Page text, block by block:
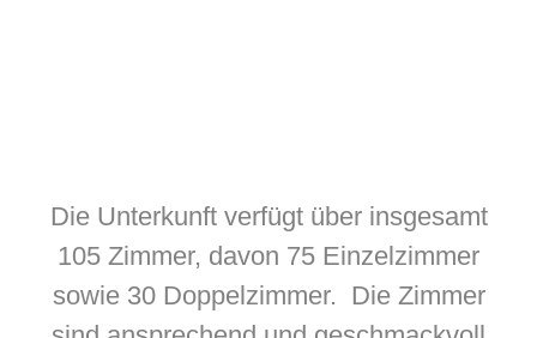
Die Unterkunft verfügt über insgesamt
105 Zimmer, davon 75 Einzelzimmer
sowie 30 Doppelzimmer. Die Zimmer